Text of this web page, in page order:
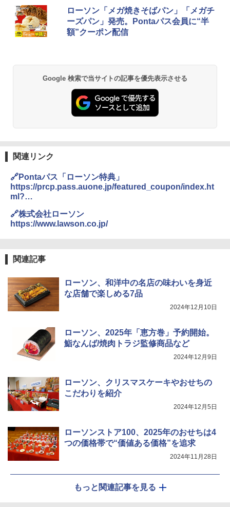
1
[山善] スチームオーブンレンジ 25L 一人
暮らし 二人暮らし フラットテーブル ス
チーム調理 自動メニュー19種搭載 角皿
付き ブラック MRK-F250TSV(B)
シャープ 過熱水蒸気 オーブンレンジ 26
L コンベクション 2段調理 ホワイト RE-
SS26B-W
￥32,800
高効率 15L 一人暮らし 二人暮らし スチ
ーム調理 フラットテーブル トースト機
能 自動メニュー33種 簡単お手入れ ブラ
￥26,130
4
ジ 赤外線センサー ノンフライ調理 簡単
お手入れ 小型 新生活 一人暮らし 二人暮
らし ファミリー
シャープ ウォーターオーブン ヘルシオ
￥44,800
ローソン「メガ焼きそばパン」「メガチ
ーズパン」発売。Pontaパス会員に“半
額”クーポン配信
Google 検索で当サイトの記事を優先表示させる
関連リンク
🔗Pontaパス「ローソン特典」
https://prcp.pass.auone.jp/featured_coupon/index.ht
ml?
0241002
🔗株式会社ローソン
https://www.lawson.co.jp/
関連記事
ローソン、和洋中の名店の味わいを身近
な店舗で楽しめる7品
2024年12月10日
ローソン、2025年「恵方巻」予約開始。
鮨なんば/焼肉トラジ監修商品など
2024年12月9日
ローソン、クリスマスケーキやおせちの
こだわりを紹介
2024年12月5日
ローソンストア100、2025年のおせちは4
つの価格帯で“価値ある価格”を追求
2024年11月28日
もっと関連記事を見る